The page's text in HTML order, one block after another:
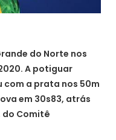
do Norte nos
A potiguar
com a prata nos 50m
em 30s83, atrás
do Comitê